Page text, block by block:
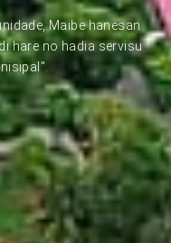
Maibe hanesan
hare no hadia servisu